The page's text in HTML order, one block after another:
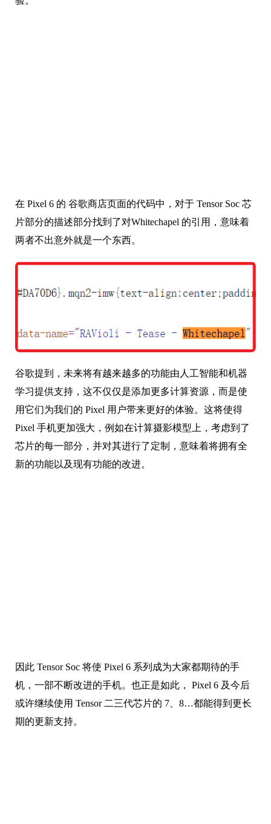
在 Pixel 6 的 谷歌商店页面的代码中，对于 Tensor Soc 芯
片部分的描述部分找到了对Whitechapel 的引用，意味着
谷歌提到，未来将有越来越多的功能由人工智能和机器
学习提供支持，这不仅仅是添加更多计算资源，而是使
用它们为我们的 Pixel 用户带来更好的体验。这将使得
Pixel 手机更加强大，例如在计算摄影模型上，考虑到了
芯片的每一部分，并对其进行了定制，意味着将拥有全
因此 Tensor Soc 将使 Pixel 6 系列成为大家都期待的手
机，一部不断改进的手机。也正是如此， Pixel 6 及今后
或许继续使用 Tensor 二三代芯片的 7、8…都能得到更长